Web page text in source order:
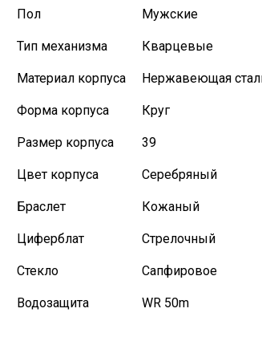
Пол Мужские
Тип механизма Кварцевые
Материал корпуса Нержавеющая
Форма корпуса Круг
Размер корпуса 39
Цвет корпуса Серебряный
Браслет Кожаный
Циферблат Стрелочный
Стекло Сапфировое
Водозащита WR 50m